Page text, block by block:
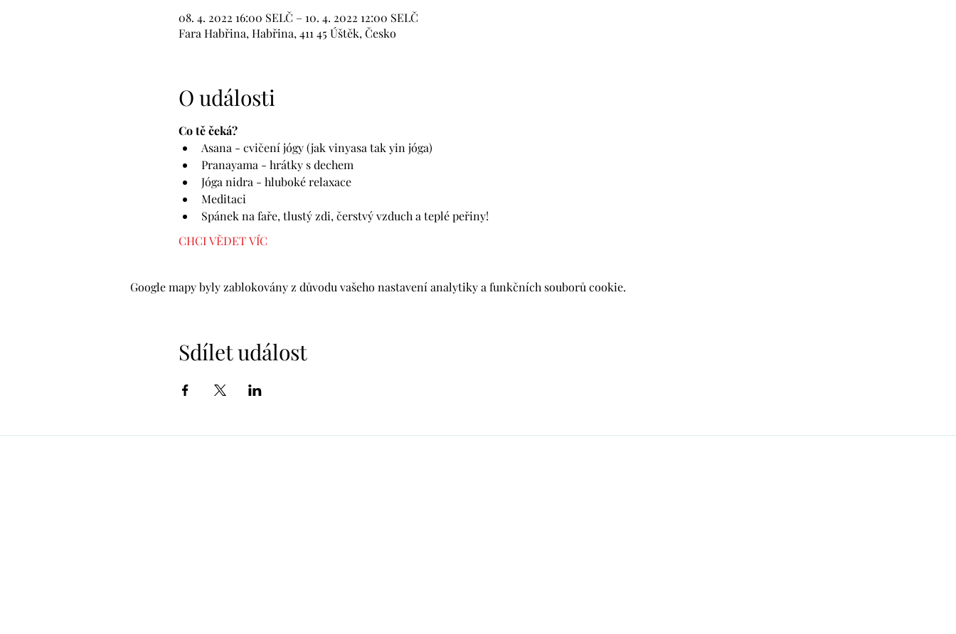
08. 4. 2022 16:00 SELČ – 10. 4. 2022 12:00 SELČ
Fara Habřina, Habřina, 411 45 Úštěk, Česko
O události
Co tě čeká?
Asana - cvičení jógy (jak vinyasa tak yin jóga)
Pranayama - hrátky s dechem
Jóga nidra - hluboké relaxace
Meditaci
Spánek na faře, tlustý zdi, čerstvý vzduch a teplé peřiny!
CHCI VĚDET VÍC
Google mapy byly zablokovány z důvodu vašeho nastavení analytiky a funkčních souborů cookie.
Sdílet událost